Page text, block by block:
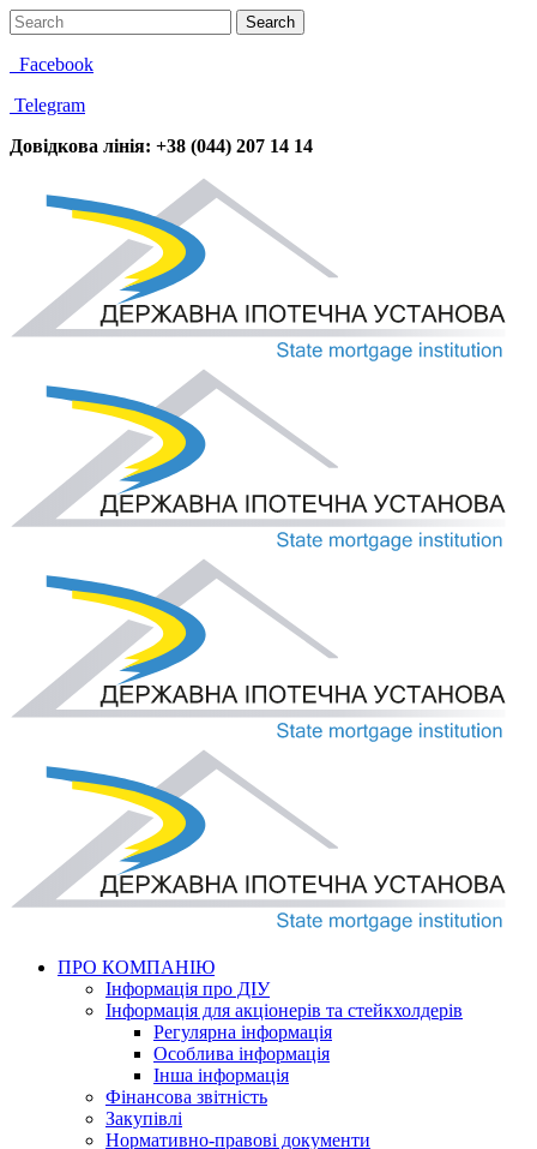
Facebook
Telegram
Довідкова лінія: +38 (044) 207 14 14
ПРО КОМПАНІЮ
Інформація про ДІУ
Інформація для акціонерів та стейкхолдерів
Регулярна інформація
Особлива інформація
Інша інформація
Фінансова звітність
Закупівлі
Нормативно-правові документи